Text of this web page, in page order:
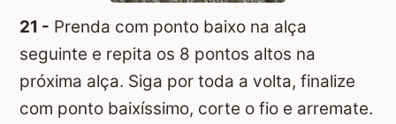
21 - Prenda com ponto baixo na alça
seguinte e repita os 8 pontos altos na
próxima alça. Siga por toda a volta, finalize
com ponto baixíssimo, corte o fio e arremate.